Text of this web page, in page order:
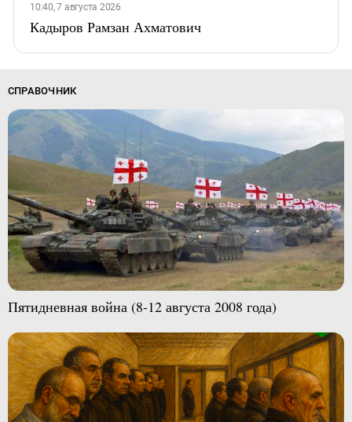
10:40, 7 августа 2026
Кадыров Рамзан Ахматович
СПРАВОЧНИК
Пятидневная война (8-12 августа 2008 года)